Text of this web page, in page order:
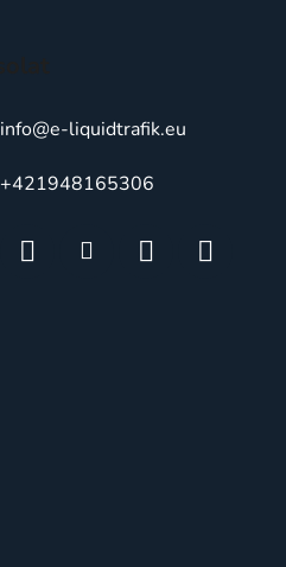
info@e-liquidtrafik.eu
+421948165306